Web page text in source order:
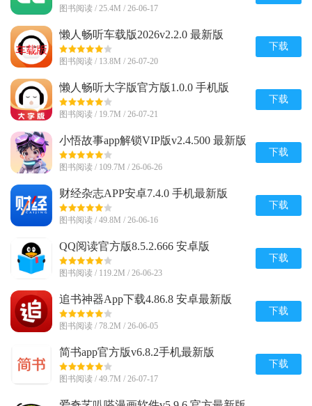
图书阅读 / 25.4M / 26-06-17
懒人畅听车载版2026v2.2.0 最新版
图书阅读 / 13.8M / 26-07-20
下载
懒人畅听大字版官方版1.0.0 手机版
图书阅读 / 19.7M / 26-07-21
下载
小悟故事app解锁VIP版v2.4.500 最新版
图书阅读 / 109.7M / 26-06-26
下载
财经杂志APP安卓7.4.0 手机最新版
图书阅读 / 49.8M / 26-06-16
下载
QQ阅读官方版8.5.2.666 安卓版
图书阅读 / 119.2M / 26-06-23
下载
追书神器App下载4.86.8 安卓最新版
图书阅读 / 78.2M / 26-06-05
下载
简书app官方版v6.8.2手机最新版
图书阅读 / 49.7M / 26-07-17
下载